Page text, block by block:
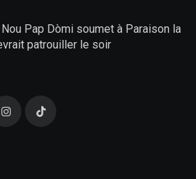
Pap Dòmi soumet à Paraison la
patrouiller le soir